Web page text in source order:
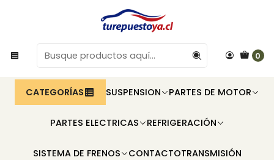
0
CATEGORÍAS SUSPENSION PARTES DE MOTOR
PARTES ELECTRICAS REFRIGERACIÓN
SISTEMA DE FRENOS CONTACTOTRANSMISIÓN